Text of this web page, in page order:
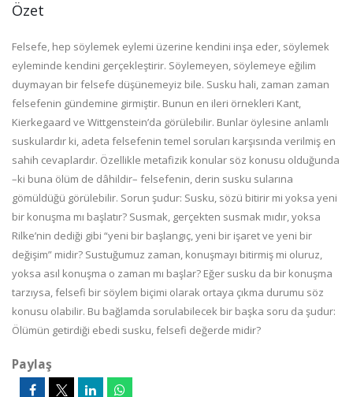
Özet
Felsefe, hep söylemek eylemi üzerine kendini inşa eder, söylemek
eyleminde kendini gerçekleştirir. Söylemeyen, söylemeye eğilim
duymayan bir felsefe düşünemeyiz bile. Susku hali, zaman zaman
felsefenin gündemine girmiştir. Bunun en ileri örnekleri Kant,
Kierkegaard ve Wittgenstein’da görülebilir. Bunlar öylesine anlamlı
suskulardır ki, adeta felsefenin temel soruları karşısında verilmiş en
sahih cevaplardır. Özellikle metafizik konular söz konusu olduğunda
–ki buna ölüm de dâhildir– felsefenin, derin susku sularına
gömüldüğü görülebilir. Sorun şudur: Susku, sözü bitirir mi yoksa yeni
bir konuşma mı başlatır? Susmak, gerçekten susmak mıdır, yoksa
Rilke’nin dediği gibi “yeni bir başlangıç, yeni bir işaret ve yeni bir
değişim” midir? Sustuğumuz zaman, konuşmayı bitirmiş mi oluruz,
yoksa asıl konuşma o zaman mı başlar? Eğer susku da bir konuşma
tarzıysa, felsefi bir söylem biçimi olarak ortaya çıkma durumu söz
konusu olabilir. Bu bağlamda sorulabilecek bir başka soru da şudur:
Ölümün getirdiği ebedi susku, felsefi değerde midir?
Paylaş